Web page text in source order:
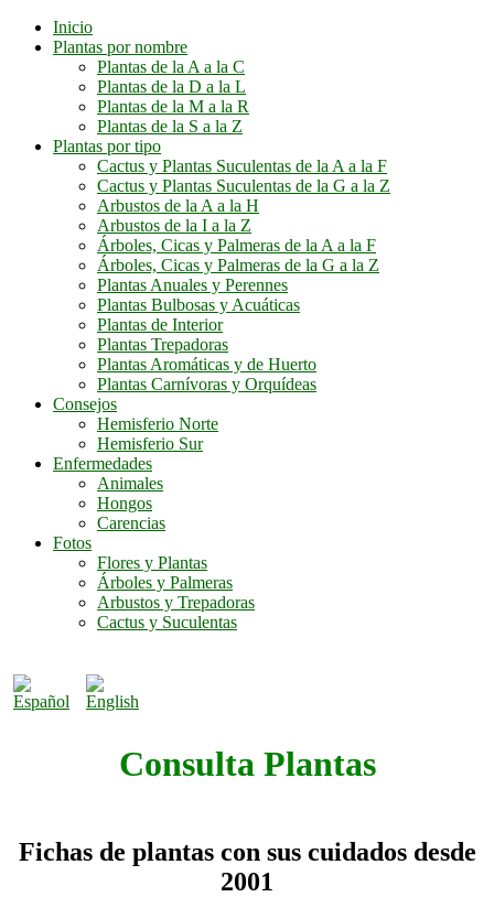
Inicio
Plantas por nombre
Plantas de la A a la C
Plantas de la D a la L
Plantas de la M a la R
Plantas de la S a la Z
Plantas por tipo
Cactus y Plantas Suculentas de la A a la F
Cactus y Plantas Suculentas de la G a la Z
Arbustos de la A a la H
Arbustos de la I a la Z
Árboles, Cicas y Palmeras de la A a la F
Árboles, Cicas y Palmeras de la G a la Z
Plantas Anuales y Perennes
Plantas Bulbosas y Acuáticas
Plantas de Interior
Plantas Trepadoras
Plantas Aromáticas y de Huerto
Plantas Carnívoras y Orquídeas
Consejos
Hemisferio Norte
Hemisferio Sur
Enfermedades
Animales
Hongos
Carencias
Fotos
Flores y Plantas
Árboles y Palmeras
Arbustos y Trepadoras
Cactus y Suculentas
Consulta Plantas
Fichas de plantas con sus cuidados desde
2001